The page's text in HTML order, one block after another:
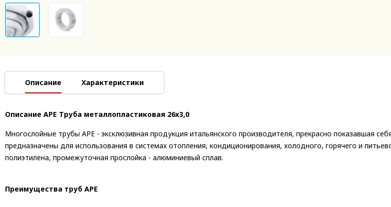
Описание Характеристики
Описание APE Труба металлопластиковая 26х3,0
Многослойные трубы APE - эксклюзивная продукция итальянского производителя, прекрасно показавшая
предназначены для использования в системах отопления, кондиционирования, холодного, горячего и
полиэтилена, промежуточная прослойка - алюминиевый сплав.
Преимущества труб APE